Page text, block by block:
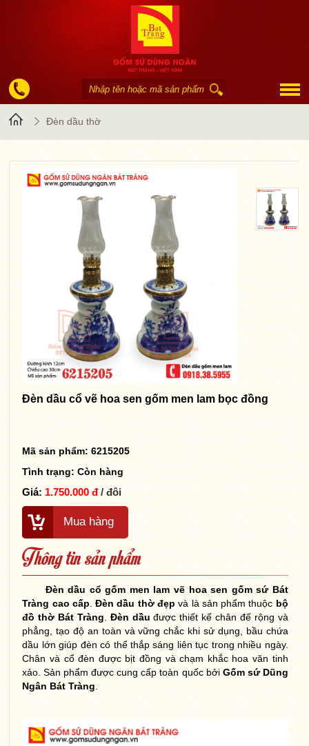
TrangĐèn dầu thờ
Đèn dầu cổ vẽ hoa sen gốm men lam bọc đồng
Mã sản phẩm: 6215205
Tình trạng:Còn hàng
Giá: 1.750.000 đ/ đôi
Mua hàng
Thông tin sản phẩm
Đèn dầu cổ gốm men lam vẽ hoa sen gốm sứ Bát
Tràng cao cấp .Đèn dầu thờ đẹp và là sản phẩm thuộc bộ
đồ thờ Bát Tràng
Đèn dầu được thiết kế chân đế rộng và
phẳng, tạo độ an toàn và vững chắc khi sử dụng, bầu chứa
dầu lớn giúp đèn có thể thắp sáng liên tục trong nhiều ngày.
Chân và cổ đèn được bịt đồng và chạm khắc hoa văn tinh
xảo. Sản phẩm được cung cấp toàn quốc bởi Gốm sứ Dũng
Ngân Bát Tràng.